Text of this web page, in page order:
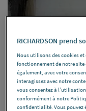
RICHARDSON prend
Nous utilisons des cookies
fonctionnement de notre
également, avec votre
interagissez avec notre
vous consentez à
conformément à notre
confidentialité. Vous pouvez